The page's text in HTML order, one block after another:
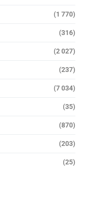
(1 770)
(316)
(2 027)
(237)
(7 034)
(35)
(870)
(203)
(25)